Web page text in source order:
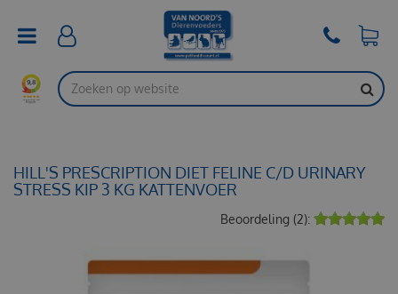
HILL'S PRESCRIPTION DIET FELINE C/D URINARY
STRESS KIP 3 KG KATTENVOER
Beoordeling (2):